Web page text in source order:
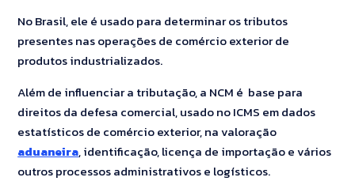
No Brasil, ele é usado para determinar os tributos
presentes nas operações de comércio exterior de
produtos industrializados.
Além de influenciar a tributação, a NCM é base para
direitos da defesa comercial, usado no ICMS em dados
estatísticos de comércio exterior, na valoração
aduaneira, identificação, licença de importação e vários
outros processos administrativos e logísticos.